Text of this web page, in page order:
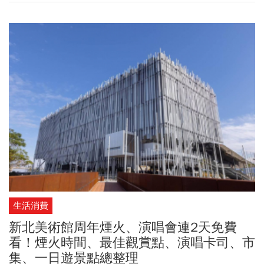
生活消費
新北美術館周年煙火、演唱會連2天免費
看！煙火時間、最佳觀賞點、演唱卡司、市
集、一日遊景點總整理